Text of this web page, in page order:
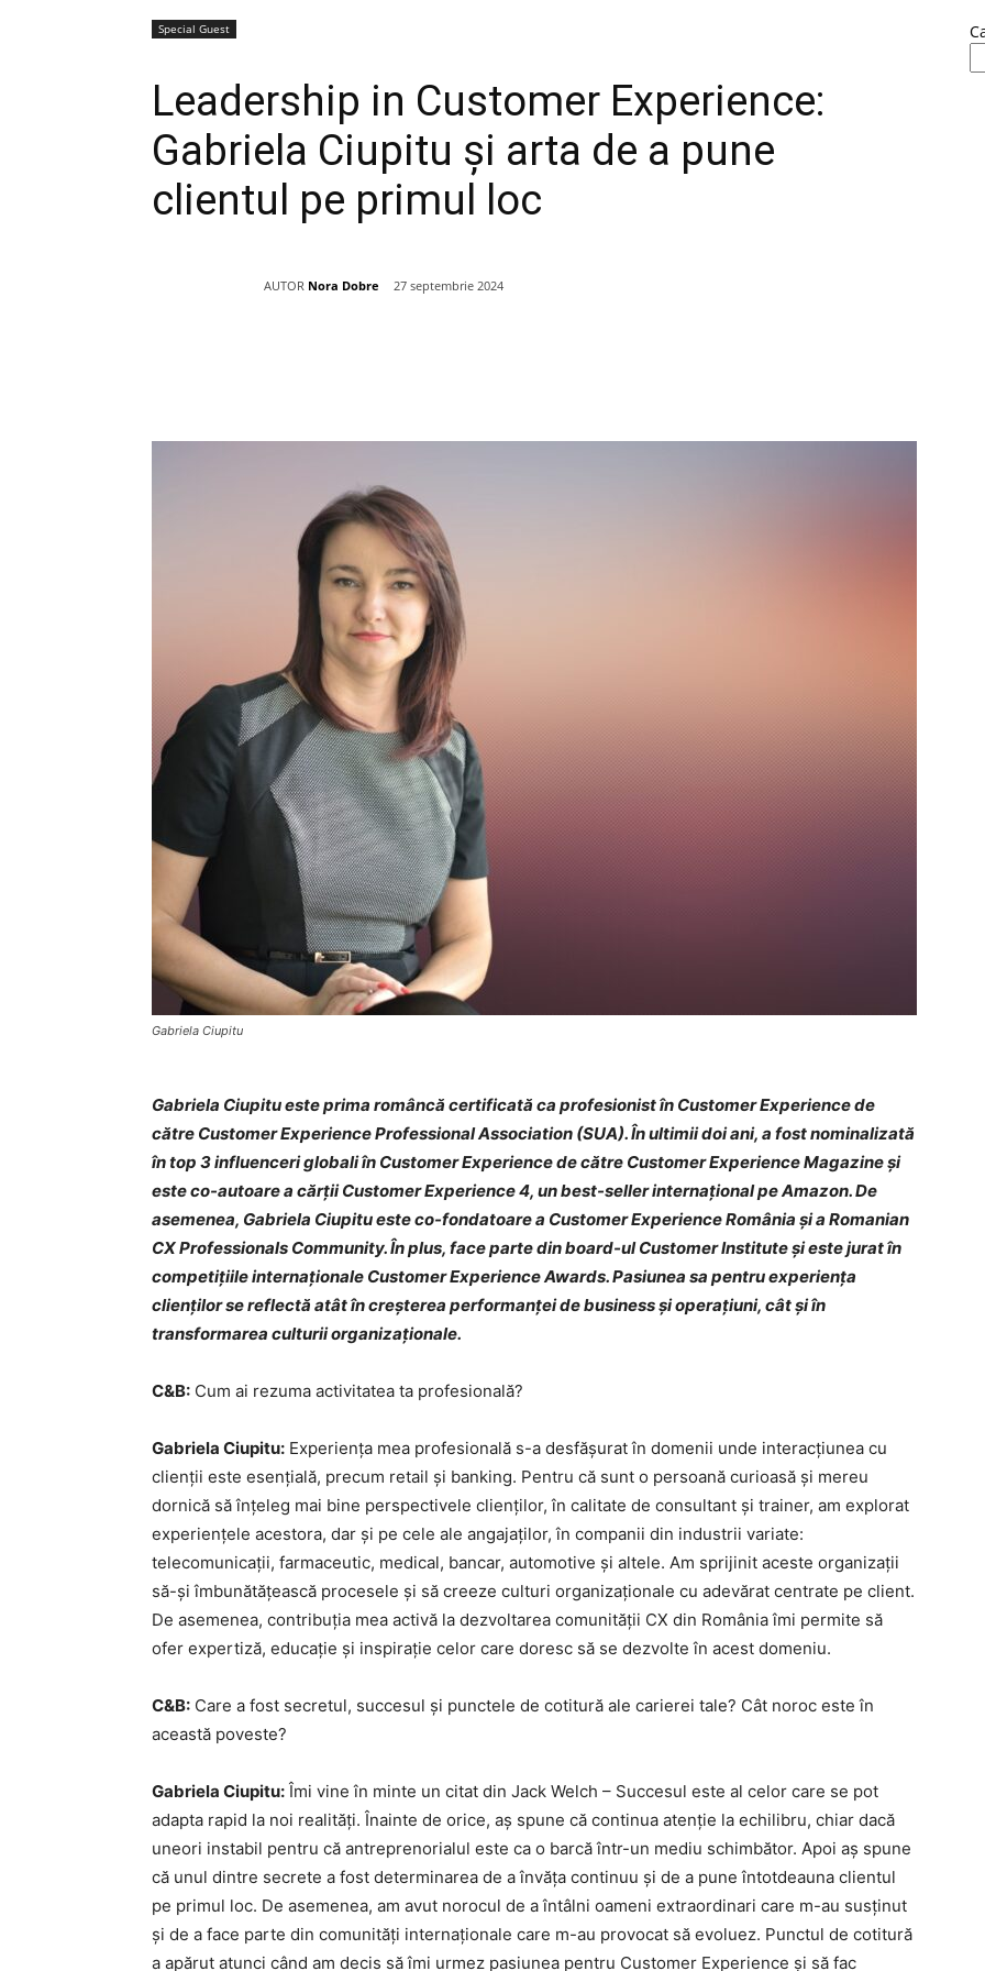
Special Guest
Leadership in Customer Experience:
Gabriela Ciupitu și arta de a pune
clientul pe primul loc
AUTOR Nora Dobre 27 septembrie 2024
Gabriela Ciupitu
Gabriela Ciupitu este prima româncă certificată ca profesionist în Customer Experience de
către Customer Experience Professional Association (SUA). În ultimii doi ani, a fost nominalizată
în top 3 influenceri globali în Customer Experience de către Customer Experience Magazine și
este co-autoare a cărții Customer Experience 4, un best-seller internațional pe Amazon. De
asemenea, Gabriela Ciupitu este co-fondatoare a Customer Experience România și a Romanian
CX Professionals Community. În plus, face parte din board-ul Customer Institute și este jurat în
competițiile internaționale Customer Experience Awards. Pasiunea sa pentru experiența
clienților se reflectă atât în creșterea performanței de business și operațiuni, cât și în
transformarea culturii organizaționale.
C&B: Cum ai rezuma activitatea ta profesională?
Gabriela Ciupitu: Experiența mea profesională s-a desfășurat în domenii unde interacțiunea cu
clienții este esențială, precum retail și banking. Pentru că sunt o persoană curioasă și mereu
dornică să înțeleg mai bine perspectivele clienților, în calitate de consultant și trainer, am explorat
experiențele acestora, dar și pe cele ale angajaților, în companii din industrii variate:
telecomunicații, farmaceutic, medical, bancar, automotive și altele. Am sprijinit aceste organizații
să-și îmbunătățească procesele și să creeze culturi organizaționale cu adevărat centrate pe client.
De asemenea, contribuția mea activă la dezvoltarea comunității CX din România îmi permite să
ofer expertiză, educație și inspirație celor care doresc să se dezvolte în acest domeniu.
C&B: Care a fost secretul, succesul și punctele de cotitură ale carierei tale? Cât noroc este în
această poveste?
Gabriela Ciupitu: Îmi vine în minte un citat din Jack Welch – Succesul este al celor care se pot
adapta rapid la noi realități. Înainte de orice, aș spune că continua atenție la echilibru, chiar dacă
uneori instabil pentru că antreprenorialul este ca o barcă într-un mediu schimbător. Apoi aș spune
că unul dintre secrete a fost determinarea de a învăța continuu și de a pune întotdeauna clientul
pe primul loc. De asemenea, am avut norocul de a întâlni oameni extraordinari care m-au susținut
și de a face parte din comunități internaționale care m-au provocat să evoluez. Punctul de cotitură
a apărut atunci când am decis să îmi urmez pasiunea pentru Customer Experience și să fac